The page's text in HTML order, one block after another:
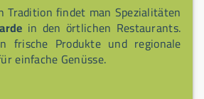
Tradition findet man Spezialitäten
in den örtlichen Restaurants.
frische Produkte und regionale
einfache Genüsse.